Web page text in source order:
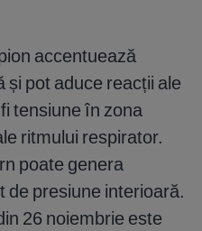
accentuează
pot aduce reacții ale
tensiune în zona
ritmului respirator.
poate genera
de presiune interioară.
26 noiembrie este